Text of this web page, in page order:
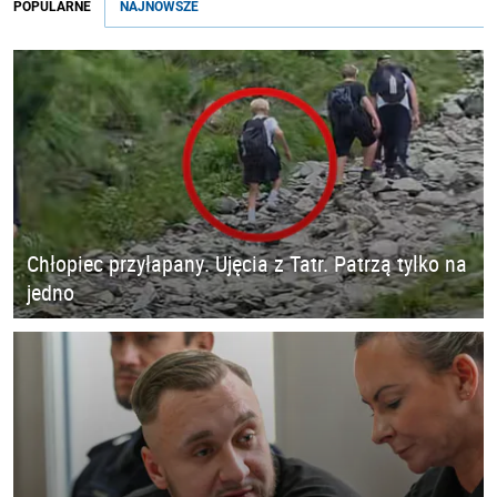
POPULARNE NAJNOWSZE
Chłopiec przyłapany. Ujęcia z Tatr. Patrzą tylko na
jedno